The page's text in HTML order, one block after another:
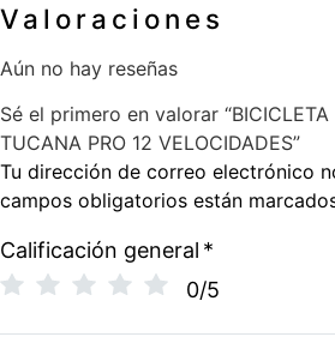
Valoraciones
Aún no hay reseñas
Sé el primero en valorar “BICICLETA
TUCANA PRO 12 VELOCIDADES”
Tu dirección de correo electrónico
campos obligatorios están
Calificación general *
0/5